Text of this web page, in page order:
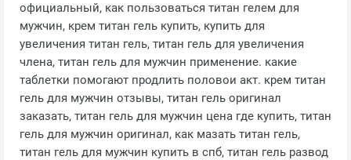
официальный, как пользоваться титан гелем для
мужчин, крем титан гель купить, купить для
увеличения титан гель, титан гель для увеличения
члена, титан гель для мужчин применение. какие
таблетки помогают продлить половои акт. крем титан
гель для мужчин отзывы, титан гель оригинал
заказать, титан гель для мужчин цена где купить, титан
гель для мужчин оригинал, как мазать титан гель,
титан гель для мужчин купить в спб, титан гель развод